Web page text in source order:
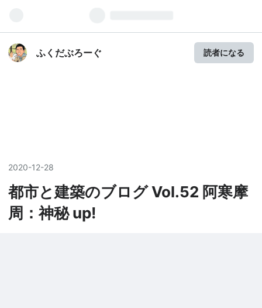
ふくだぶろーぐ 読者になる
2020-12-28
都市と建築のブログ Vol.52 阿寒摩
周：神秘 up!